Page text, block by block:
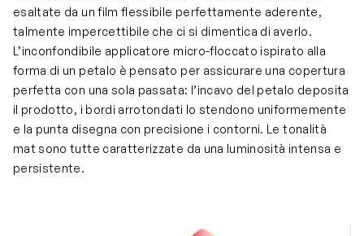
esaltate da un film flessibile perfettamente aderente,
talmente impercettibile che ci si dimentica di averlo.
L’inconfondibile applicatore micro-floccato ispirato alla
forma di un petalo è pensato per assicurare una copertura
perfetta con una sola passata: l’incavo del petalo deposita
il prodotto, i bordi arrotondati lo stendono uniformemente
e la punta disegna con precisione i contorni. Le tonalità
mat sono tutte caratterizzate da una luminosità intensa e
persistente.